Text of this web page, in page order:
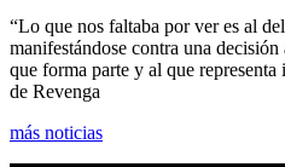
“Lo que nos faltaba por ver es al
manifestándose contra una
que forma parte y al que
de Revenga
más noticias